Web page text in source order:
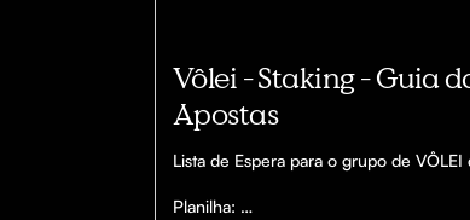
Vôlei - Staking - Guia
Apostas
Lista de Espera para o grupo de VÔLEI
Planilha: